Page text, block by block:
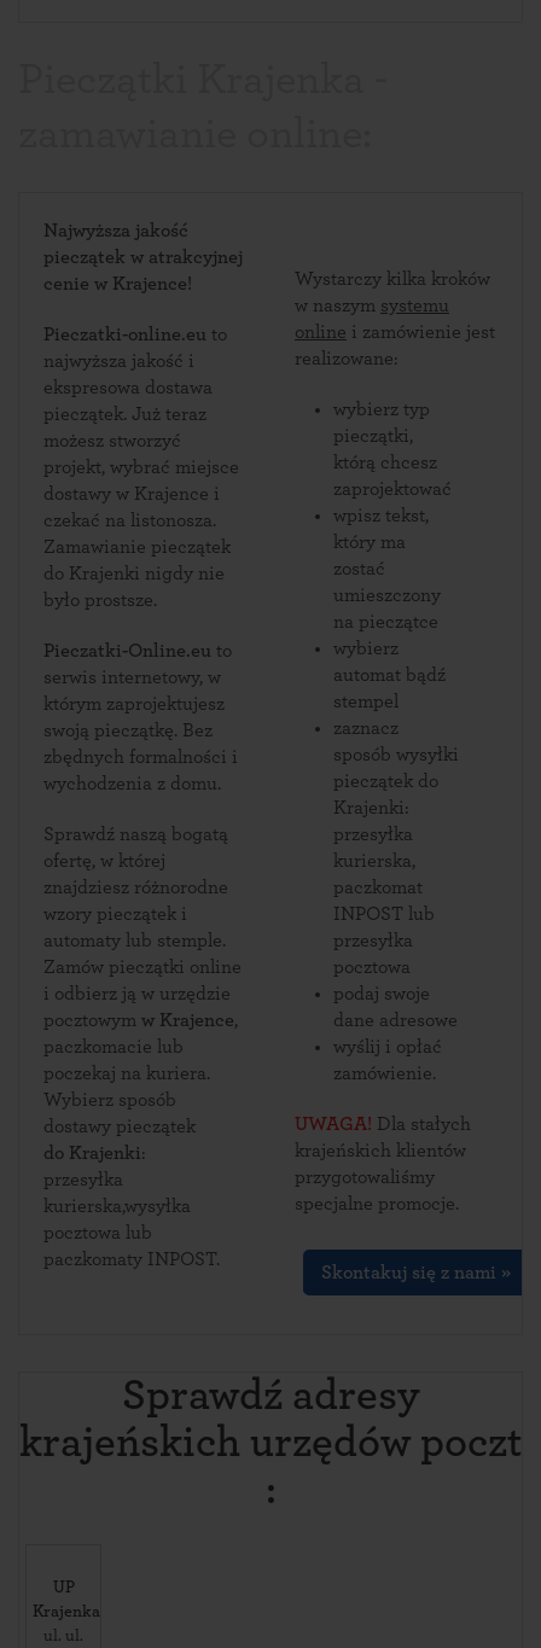
Najwyższa jakość
pieczątek w atrakcyjnej
cenie w Krajence!
Pieczatki-online.eu to
najwyższa jakość i
ekspresowa dostawa
pieczątek. Już teraz
możesz stworzyć
projekt, wybrać miejsce
dostawy w Krajence i
czekać na listonosza.
Zamawianie pieczątek
do Krajenki nigdy nie
było prostsze.
Pieczatki-Online.eu
serwis internetowy, w
którym zaprojektujesz
swoją pieczątkę. Bez
zbędnych formalności i
wychodzenia z domu.
Sprawdź naszą bogatą
ofertę, w której
znajdziesz różnorodne
wzory pieczątek i
automaty lub stemple.
Zamów pieczątki online
i odbierz ją w urzędzie
pocztowym w Krajence,
paczkomacie lub
poczekaj na kuriera.
Wybierz sposób
dostawy pieczątek
do Krajenki:
przesyłka
kurierska,wysyłka
pocztowa lub
paczkomaty INPOST.
Wystarczy kilka kroków
w naszym systemu
online i zamówienie jest
realizowane:
wybierz typ
pieczątki,
którą chcesz
zaprojektować
wpisz tekst,
który ma
zostać
umieszczony
na pieczątce
wybierz
automat bądź
stempel
zaznacz
sposób wysyłki
pieczątek do
Krajenki:
przesyłka
kurierska,
paczkomat
INPOST lub
przesyłka
pocztowa
podaj swoje
dane adresowe
wyślij i opłać
zamówienie.
UWAGA! Dla stałych
krajeńskich klientów
przygotowaliśmy
specjalne promocje.
Skontakuj się z nami »
Sprawdź adresy
krajeńskich urzędów
:
UP
Krajenka
ul. ul.